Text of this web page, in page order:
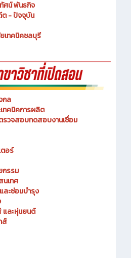
ศน์ พันธกิจ
ต - ปัจจุบัน
เทคนิคชลบุรี
กล
ทคนิคการผลิต
ตรวจสอบทดสอบงานเชื่อม
อร์
กรรม
นเทศ
ละซ่อมบำรุง
และหุ่นยนต์
ส์